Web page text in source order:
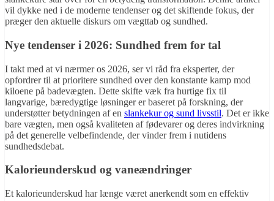
vil dykke ned i de moderne tendenser og det skiftende fokus, der
præger den aktuelle diskurs om vægttab og sundhed.
Nye tendenser i 2026: Sundhed frem for tal
I takt med at vi nærmer os 2026, ser vi råd fra eksperter, der
opfordrer til at prioritere sundhed over den konstante kamp mod
kiloene på badevægten. Dette skifte væk fra hurtige fix til
langvarige, bæredygtige løsninger er baseret på forskning, der
understøtter betydningen af en slankekur og sund livsstil. Det er ikke
bare vægten, men også kvaliteten af fødevarer og deres indvirkning
på det generelle velbefindende, der vinder frem i nutidens
sundhedsdebat.
Kalorieunderskud og vaneændringer
Et kalorieunderskud har længe været anerkendt som en effektiv